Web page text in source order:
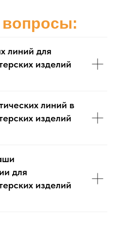
вопросы:
линий для
изделий
линий в
изделий
для
изделий